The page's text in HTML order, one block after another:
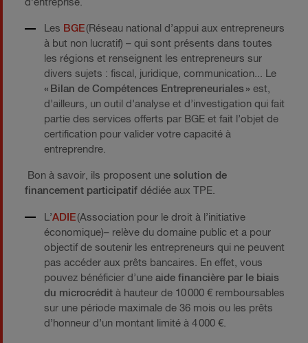
d’entreprise.
Les BGE (Réseau national d’appui aux entrepreneurs
à but non lucratif) – qui sont présents dans toutes
les régions et renseignent les entrepreneurs sur
divers sujets : fiscal, juridique, communication... Le
« Bilan de Compétences Entrepreneuriales » est,
d’ailleurs, un outil d’analyse et d’investigation qui fait
partie des services offerts par BGE et fait l’objet de
certification pour valider votre capacité à
entreprendre.
Bon à savoir, ils proposent une solution de
financement participatif dédiée aux TPE.
L’ADIE (Association pour le droit à l’initiative
économique)– relève du domaine public et a pour
objectif de soutenir les entrepreneurs qui ne peuvent
pas accéder aux prêts bancaires. En effet, vous
pouvez bénéficier d’une aide financière par le biais
du microcrédit à hauteur de 10 000 € remboursables
sur une période maximale de 36 mois ou les prêts
d’honneur d’un montant limité à 4 000 €.